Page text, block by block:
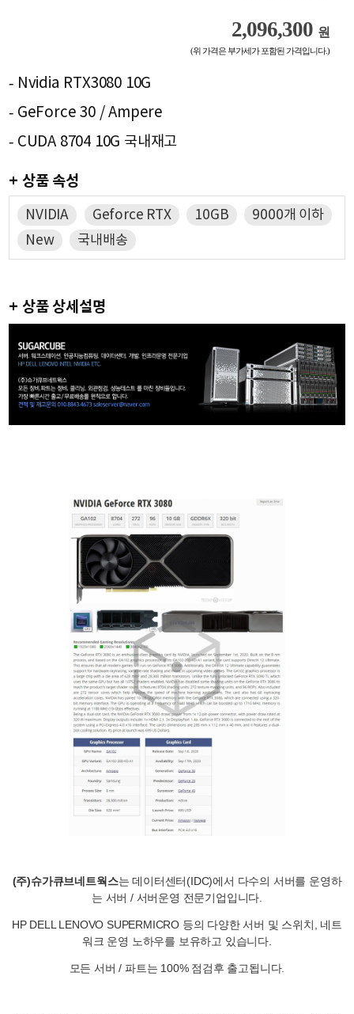
2,096,300 원
(위 가격은 부가세가 포함된 가격입니다.)
- Nvidia RTX3080 10G
- GeForce 30 / Ampere
- CUDA 8704 10G 국내재고
+ 상품 속성
NVIDIA Geforce RTX 10GB
9000개 이하
New
국내배송
+ 상품 상세설명
(주)슈가큐브네트웍스는 데이터센터(IDC)에서 다수의 서버를 운영하
는 서버 / 서버운영 전문기업입니다.
HP DELL LENOVO SUPERMICRO 등의 다양한 서버 및 스위치, 네트
워크 운영 노하우를 보유하고 있습니다.
모든 서버 / 파트는 100% 점검후 출고됩니다.